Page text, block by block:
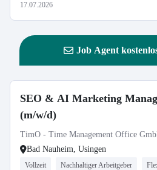
17.07.2026
Job Agent
SEO & AI Marketing
(m/w/d)
TimO - Time Management Office
Bad Nauheim, Usingen
Vollzeit Nachhaltiger Arbeitgeber